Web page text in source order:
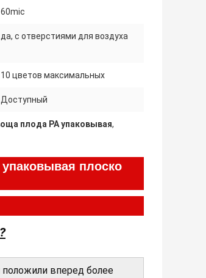
60mic
да, с отверстиями для воздуха
10 цветов максимальных
Доступный
плода PA упаковывая,
плоско
вперед более